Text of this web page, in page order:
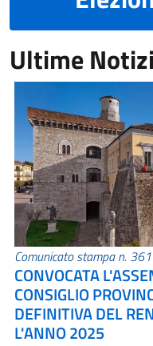
Ultime
Comunicato stampa n.
CONVOCATA
CONSIGLIO
DEFINITIVA DEL
L'ANNO 2025